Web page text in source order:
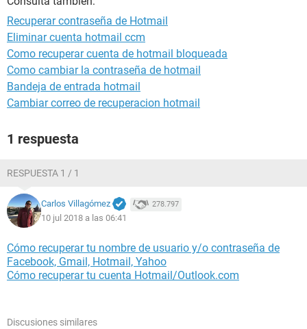
Recuperar contraseña de Hotmail
Eliminar cuenta hotmail ccm
Como recuperar cuenta de hotmail bloqueada
Como cambiar la contraseña de hotmail
Bandeja de entrada hotmail
Cambiar correo de recuperacion hotmail
1 respuesta
RESPUESTA 1 / 1
Carlos Villagómez 278.797
10 jul 2018 a las 06:41
Cómo recuperar tu nombre de usuario y/o contraseña de
Facebook, Gmail, Hotmail, Yahoo
Cómo recuperar tu cuenta Hotmail/Outlook.com
Discusiones similares